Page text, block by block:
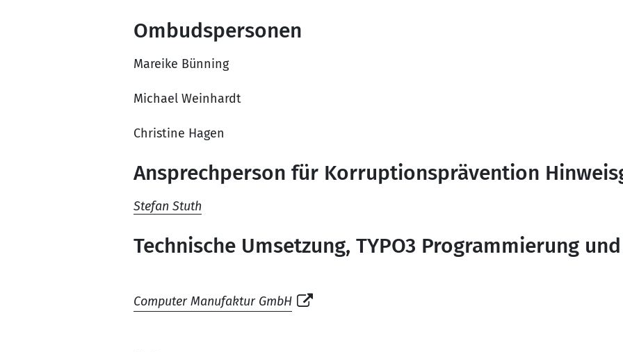
Ombudspersonen
Mareike Bünning
Michael Weinhardt
Christine Hagen
Ansprechperson für Korruptionsprävention
Stefan Stuth
Technische Umsetzung, TYPO3 Programmierung
Computer Manufaktur GmbH